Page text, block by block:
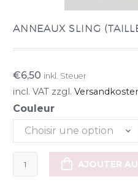
ANNEAUX SLING
€6,50 inkl. Steuer
incl. VAT zzgl.
Couleur
Choisir une option
quantité
de
AJOUTER